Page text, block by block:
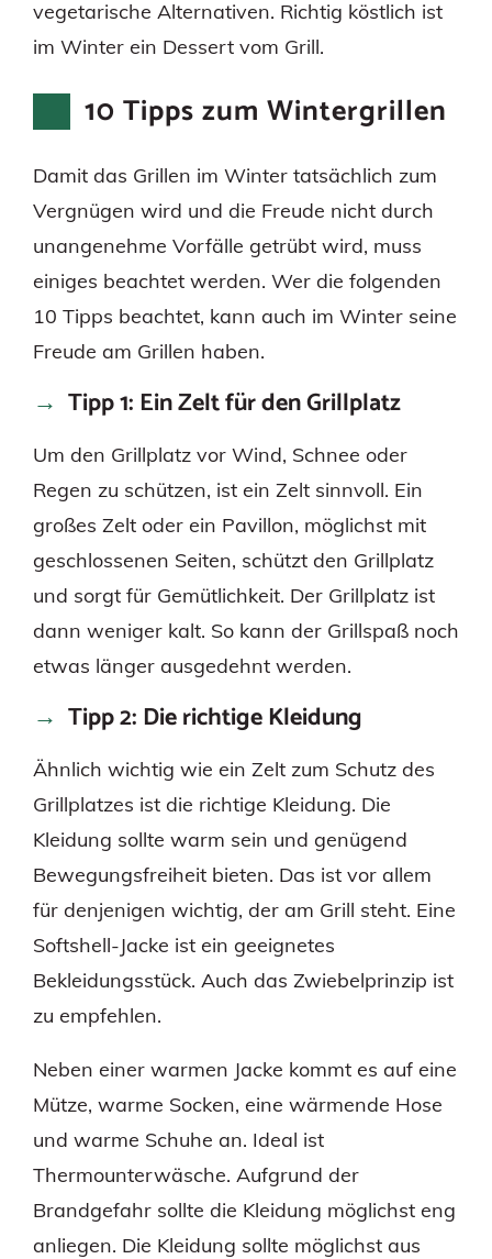
vegetarische Alternativen. Richtig köstlich ist
im Winter ein Dessert vom Grill.
10 Tipps zum Wintergrillen
Damit das Grillen im Winter tatsächlich zum
Vergnügen wird und die Freude nicht durch
unangenehme Vorfälle getrübt wird, muss
einiges beachtet werden. Wer die folgenden
10 Tipps beachtet, kann auch im Winter seine
Freude am Grillen haben.
Tipp 1: Ein Zelt für den Grillplatz
Um den Grillplatz vor Wind, Schnee oder
Regen zu schützen, ist ein Zelt sinnvoll. Ein
großes Zelt oder ein Pavillon, möglichst mit
geschlossenen Seiten, schützt den Grillplatz
und sorgt für Gemütlichkeit. Der Grillplatz ist
dann weniger kalt. So kann der Grillspaß noch
etwas länger ausgedehnt werden.
Tipp 2: Die richtige Kleidung
Ähnlich wichtig wie ein Zelt zum Schutz des
Grillplatzes ist die richtige Kleidung. Die
Kleidung sollte warm sein und genügend
Bewegungsfreiheit bieten. Das ist vor allem
für denjenigen wichtig, der am Grill steht. Eine
Softshell-Jacke ist ein geeignetes
Bekleidungsstück. Auch das Zwiebelprinzip ist
zu empfehlen.
Neben einer warmen Jacke kommt es auf eine
Mütze, warme Socken, eine wärmende Hose
und warme Schuhe an. Ideal ist
Thermounterwäsche. Aufgrund der
Brandgefahr sollte die Kleidung möglichst eng
anliegen. Die Kleidung sollte möglichst aus